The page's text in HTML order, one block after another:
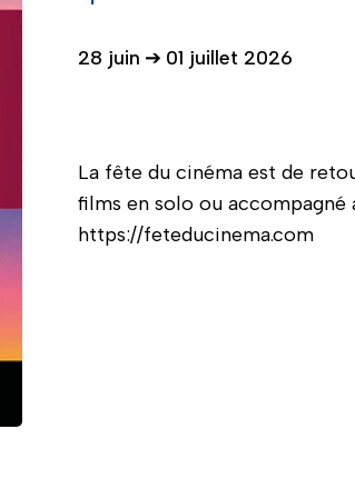
28 juin ➔ 01 juillet 2026
La fête du cinéma est de
films en solo ou accompagné
https://feteducinema.com